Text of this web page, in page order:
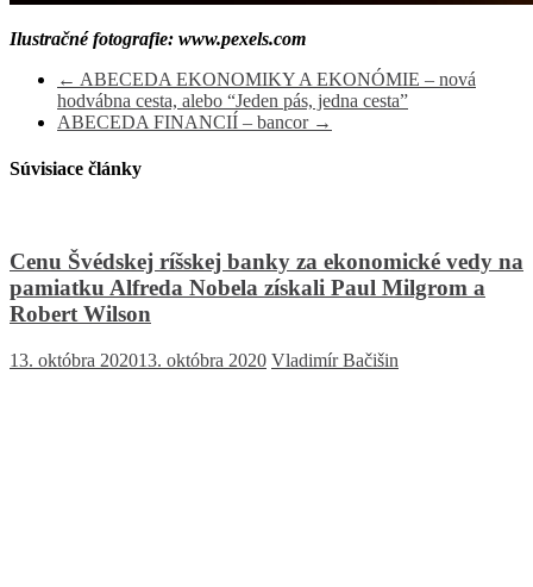
Ilustračné fotografie: www.pexels.com
← ABECEDA EKONOMIKY A EKONÓMIE – nová
hodvábna cesta, alebo “Jeden pás, jedna cesta”
ABECEDA FINANCIÍ – bancor →
Súvisiace články
Cenu Švédskej ríšskej banky za ekonomické vedy na
pamiatku Alfreda Nobela získali Paul Milgrom a
Robert Wilson
13. októbra 202013. októbra 2020 Vladimír Bačišin